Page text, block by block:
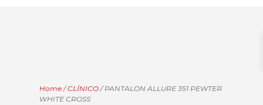
Home /CLÍNICO / PANTALON ALLURE 351 PEWTER
WHITE CROSS